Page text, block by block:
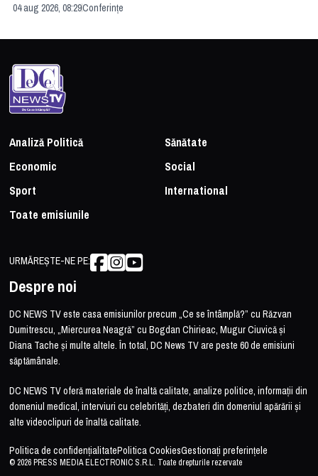
04 aug 2026, 08:29Conferințe
Analiză Politică
Sănătate
Economic
Social
Sport
International
Toate emisiunile
URMĂREȘTE-NE PE:
Despre noi
DC NEWS TV este casa emisiunilor precum „Ce se întâmplă?” cu Răzvan
Dumitrescu, „Miercurea Neagră” cu Bogdan Chirieac, Mugur Ciuvică și
Diana Tache și multe altele. În total, DC News TV are peste 60 de emisiuni
săptămânale.
DC NEWS TV oferă materiale de înaltă calitate, analize politice, informații din
domeniul medical, interviuri cu celebrități, dezbateri din domeniul apărării și
alte videoclipuri de înaltă calitate.
Politica de confidențialitatePolitica CookiesGestionați preferințele
© 2026 PRESS MEDIA ELECTRONIC S.R.L. Toate drepturile rezervate